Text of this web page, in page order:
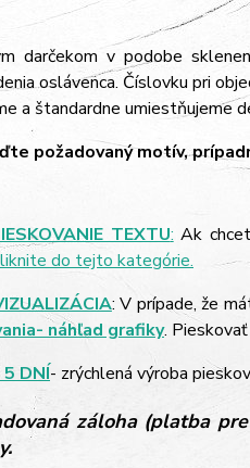
darčekom v podobe
oslávenca. Číslovku pri
a štandardne umiestňujeme
požadovaný motív,
TEXTU: Ak
do tejto kategórie.
: V prípade, že
náhľad grafiky.
5 DNÍ- zrýchlená výroba
záloha (platba